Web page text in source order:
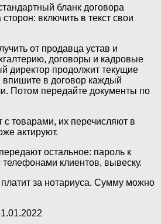
бланк договора
включить в текст свои
от продавца устав и
договоры и кадровые
директор продолжит текущие
в договор каждый
Потом передайте документы по
с товарами, их перечисляют в
актируют.
остальное: пароль к
клиентов, вывеску.
платит за нотариуса. Сумму можно